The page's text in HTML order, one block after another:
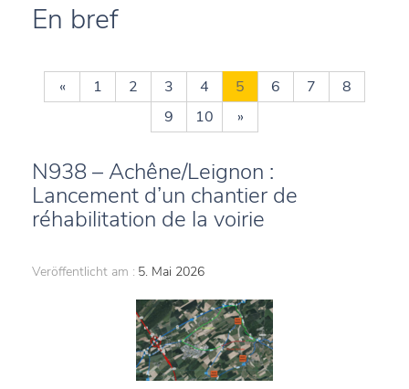
En bref
« 1 2 3 4 5 6 7
8
9
10 »
N938 – Achêne/Leignon :
Lancement d’un chantier de
réhabilitation de la voirie
Veröffentlicht am : 5. Mai 2026